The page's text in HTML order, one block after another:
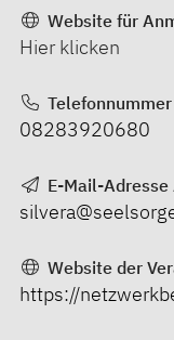
Website für
Hier klicken
08283920680
E-Mail-
Website der
https://